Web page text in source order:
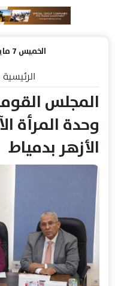
الخميس 7 مايو 2026 | 05:16 م
الرئيسية
المجلس
وحدة المرأة
الأزهر بدمياط